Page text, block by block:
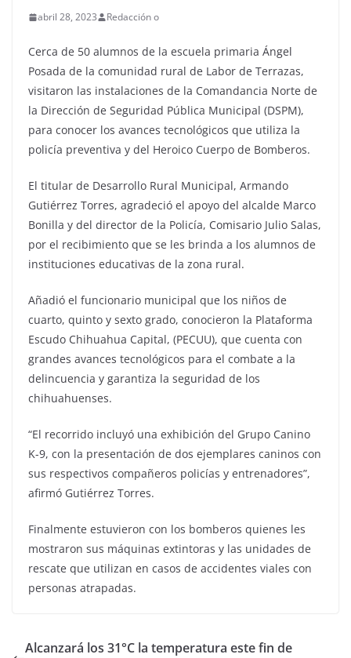
abril 28, 2023 Redacción o
Cerca de 50 alumnos de la escuela primaria Ángel
Posada de la comunidad rural de Labor de Terrazas,
visitaron las instalaciones de la Comandancia Norte de
la Dirección de Seguridad Pública Municipal (DSPM),
para conocer los avances tecnológicos que utiliza la
policía preventiva y del Heroico Cuerpo de Bomberos.
El titular de Desarrollo Rural Municipal, Armando
Gutiérrez Torres, agradeció el apoyo del alcalde Marco
Bonilla y del director de la Policía, Comisario Julio Salas,
por el recibimiento que se les brinda a los alumnos de
instituciones educativas de la zona rural.
Añadió el funcionario municipal que los niños de
cuarto, quinto y sexto grado, conocieron la Plataforma
Escudo Chihuahua Capital, (PECUU), que cuenta con
grandes avances tecnológicos para el combate a la
delincuencia y garantiza la seguridad de los
chihuahuenses.
“El recorrido incluyó una exhibición del Grupo Canino
K-9, con la presentación de dos ejemplares caninos con
sus respectivos compañeros policías y entrenadores”,
afirmó Gutiérrez Torres.
Finalmente estuvieron con los bomberos quienes les
mostraron sus máquinas extintoras y las unidades de
rescate que utilizan en casos de accidentes viales con
personas atrapadas.
Alcanzará los 31°C la temperatura este fin de